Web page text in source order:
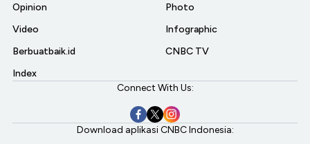
Opinion
Video
Berbuatbaik.id
Index
Photo
Infographic
CNBC TV
Connect With Us:
Download aplikasi CNBC Indonesia: